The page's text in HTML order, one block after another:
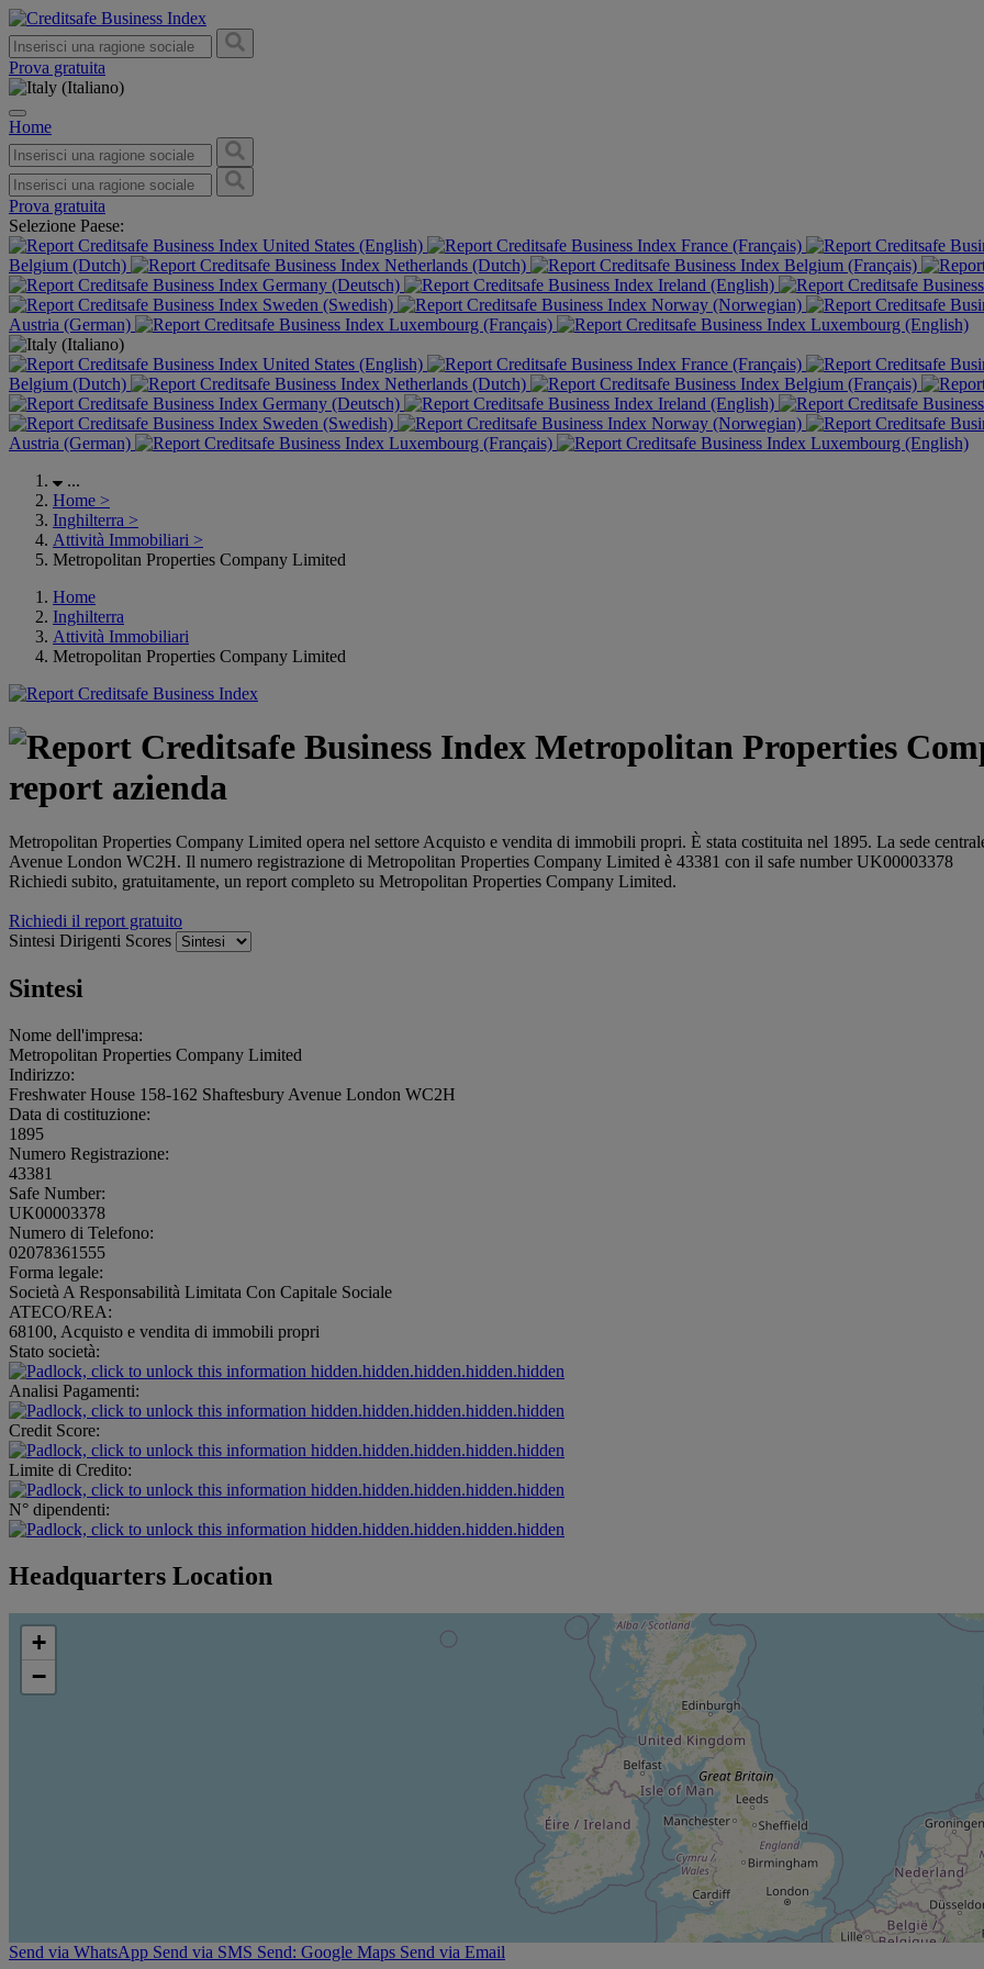
Prova gratuita
Home
Prova gratuita
Selezione Paese:
United States (English)
France (Français)
Belgium (Dutch)
Netherlands (Dutch) Belgium (Français)
Germany (Deutsch)
Ireland (English)
Sweden (Swedish)
Norway (Norwegian)
Austria (German)
Luxembourg (Français) Luxembourg (English)
United States (English) France (Français)
Belgium (Dutch)
Netherlands (Dutch) Belgium (Français)
Germany (Deutsch)
Ireland (English)
Sweden (Swedish)
Norway (Norwegian)
Austria (German)
Luxembourg (Français)
Luxembourg (English)
...
Home >
Inghilterra >
Attività Immobiliari >
Metropolitan Properties Company Limited
Home
Inghilterra
Attività Immobiliari
Metropolitan Properties Company Limited
Metropolitan Properties
report azienda
Metropolitan Properties Company Limited opera nel settore Acquisto e vendita di immobili propri. È stata costituita nel 1895. La sede
Avenue London WC2H. Il numero registrazione di Metropolitan Properties Company Limited è 43381 con il safe number UK00003378
Richiedi subito, gratuitamente, un report completo su Metropolitan Properties Company Limited.
Richiedi il report gratuito
Sintesi Dirigenti Scores
Sintesi
Nome dell'impresa:
Metropolitan Properties Company Limited
Indirizzo:
Freshwater House 158-162 Shaftesbury Avenue London WC2H
Data di costituzione:
1895
Numero Registrazione:
43381
Safe Number:
UK00003378
Numero di Telefono:
02078361555
Forma legale:
Società A Responsabilità Limitata Con Capitale Sociale
ATECO/REA:
68100, Acquisto e vendita di immobili propri
Stato società:
hidden.hidden.hidden.hidden.hidden
Analisi Pagamenti:
hidden.hidden.hidden.hidden.hidden
Credit Score:
hidden.hidden.hidden.hidden.hidden
Limite di Credito:
hidden.hidden.hidden.hidden.hidden
N° dipendenti:
hidden.hidden.hidden.hidden.hidden
Headquarters Location
+
−
Send via WhatsApp Send via SMS Send: Google Maps Send via Email